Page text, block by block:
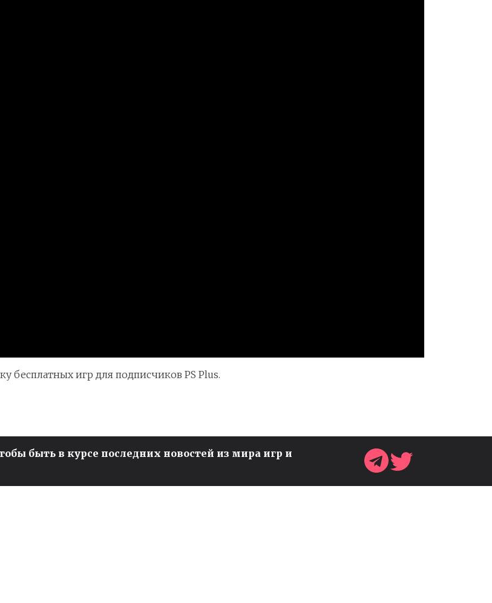
бесплатных игр для подписчиков PS Plus.
быть в курсе последних новостей из мира игр и
МИРА ПО
ВЫШЕЛ ТРЕЙЛЕР